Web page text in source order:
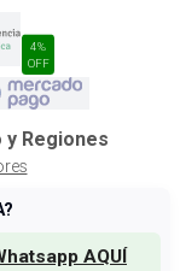
4%
OFF
y Regiones
AQUÍ